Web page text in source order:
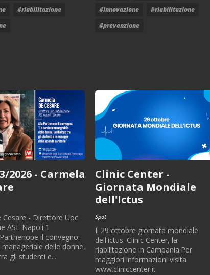
#riabilitazione
#innovazione
#riabilitazione
#prevenzione
2026 - Carmela
Cesare - Direttore Uoc
ASL Napoli 1
il convegno:
delle donne,
gli studenti e...
Clinic Center -
Giornata Mondiale
dell'Ictus
Spot
Il 29 ottobre giornata mondiale
dell'ictus. Clinic Center, la
riabilitazione in Campania.Per
maggiori informazioni visita
www.cliniccenter.it